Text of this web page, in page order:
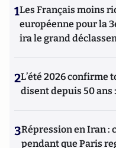
1Les Français moins
européenne pour la
ira le grand
2L’été 2026 confirme
disent depuis 50 ans
3Répression en Iran :
pendant que Paris